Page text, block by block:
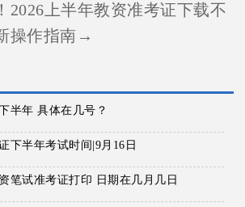
2026上半年教资准考证下载不
操作指南→
半年 具体在几号？
下半年考试时间|9月16日
笔试准考证打印 日期在几月几日